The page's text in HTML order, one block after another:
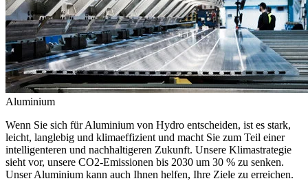
Aluminium
Wenn Sie sich für Aluminium von Hydro entscheiden, ist es stark,
leicht, langlebig und klimaeffizient und macht Sie zum Teil einer
intelligenteren und nachhaltigeren Zukunft. Unsere Klimastrategie
sieht vor, unsere CO2-Emissionen bis 2030 um 30 % zu senken.
Unser Aluminium kann auch Ihnen helfen, Ihre Ziele zu erreichen.